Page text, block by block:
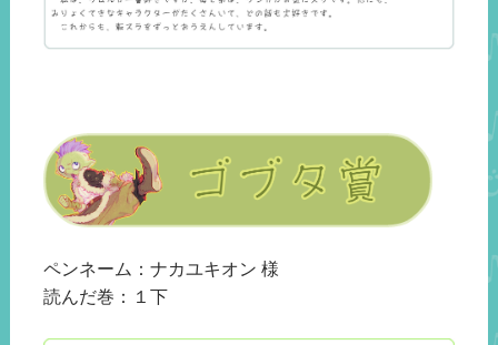
ペンネーム：ナカユキオン 様
読んだ巻：１下